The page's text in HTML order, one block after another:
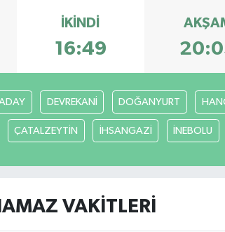
İKINDI
16:49
DEVREKANİ DOĞANYURT
ÇATALZEYTİN İHSANGAZİ İNEBOLU
VAKITLERI